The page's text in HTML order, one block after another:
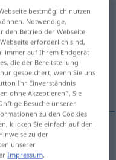
> UMG
antippen)
bestmöglich nutzen
Notwendige,
den Betrieb der Webseite
erforderlich sind,
immer auf Ihrem Endgerät
die der Bereitstellung
gespeichert, wenn Sie uns
Ihr Einverständnis
ohne Akzeptieren“. Sie
Besuche unserer
zu den Cookies
klicken Sie einfach auf den
zu der
unserer
Impressum.